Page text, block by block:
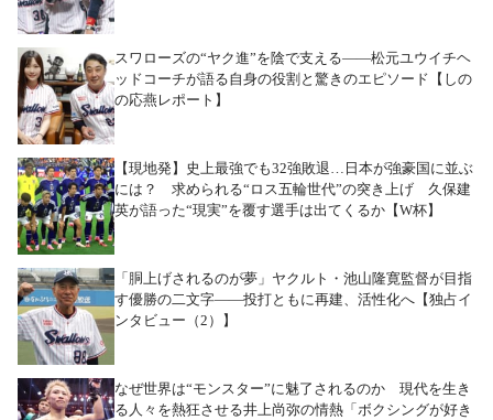
スワローズの“ヤク進”を陰で支える――松元ユウイチヘ
ッドコーチが語る自身の役割と驚きのエピソード【しの
の応燕レポート】
【現地発】史上最強でも32強敗退…日本が強豪国に並ぶ
には？ 求められる“ロス五輪世代”の突き上げ 久保建
英が語った“現実”を覆す選手は出てくるか【W杯】
「胴上げされるのが夢」ヤクルト・池山隆寛監督が目指
す優勝の二文字――投打ともに再建、活性化へ【独占イ
ンタビュー（2）】
なぜ世界は“モンスター”に魅了されるのか 現代を生き
る人々を熱狂させる井上尚弥の情熱「ボクシングが好き